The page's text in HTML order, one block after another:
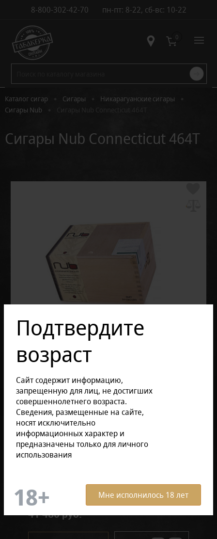
8-800-302-42-70 пн-пт: 8-22, сб-вс: 10-22
Контакты 0
Каталог сигар Сигары Никарагуанские сигары
Сигары Nub
Сигары Nub Connecticut 464T
Подтвердите
возраст
Сайт содержит информацию,
запрещенную для лиц, не достигших
совершеннолетнего возраста.
Сведения, размещенные на сайте,
носят исключительно
информационных характер и
предназначены только для личного
использования
Мне исполнилось 18 лет
Отзывов: 0
Размер продукции:
В коробке (24 штук)
41 480 руб.